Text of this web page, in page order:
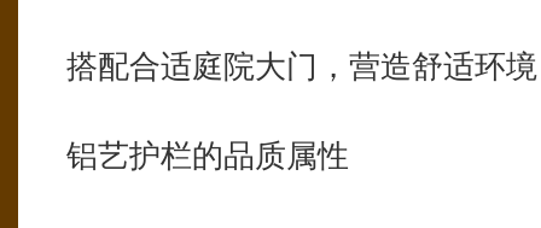
搭配合适庭院大门，营造舒适环境
铝艺护栏的品质属性